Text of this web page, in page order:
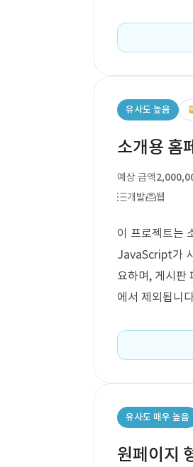
유사도 높음
소개용 홈
예상 금액
개발
웹
이 프로젝트는
JavaScript가
요하며, 게시판
에서 제외됩니
유사도 매우 높음
원페이지